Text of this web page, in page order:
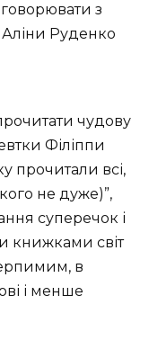
з
Руденко
чудову
Філіппи
прочитали всі,
не дуже)”,
суперечок і
книжками світ
в
і менше